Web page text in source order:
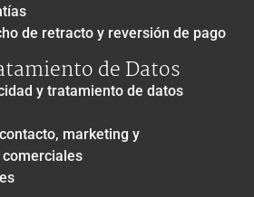
de retracto y reversión de pago
de Datos
y tratamiento de datos
marketing y